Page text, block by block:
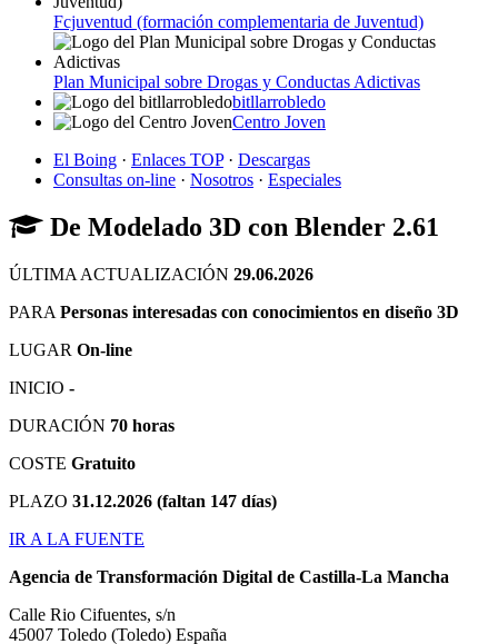
Fcjuventud (formación complementaria de Juventud)
Plan Municipal sobre Drogas y Conductas Adictivas
bitllarrobledo
Centro Joven
El Boing · Enlaces TOP· Descargas
Consultas on-line · Nosotros · Especiales
De Modelado 3D con Blender 2.61
ÚLTIMA ACTUALIZACIÓN 29.06.2026
PARA Personas interesadas con conocimientos en diseño 3D
LUGAR On-line
INICIO -
DURACIÓN 70 horas
COSTE Gratuito
PLAZO 31.12.2026 (faltan 147 días)
IR A LA FUENTE
Agencia de Transformación Digital de Castilla-La Mancha
Calle Rio Cifuentes, s/n
45007 Toledo (Toledo) España